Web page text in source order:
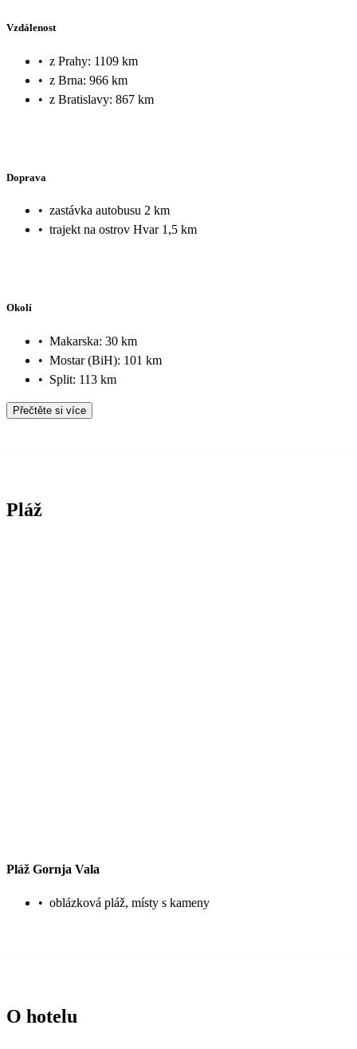
Vzdálenost
• z Prahy: 1109 km
• z Brna: 966 km
• z Bratislavy: 867 km
Doprava
• zastávka autobusu 2 km
• trajekt na ostrov Hvar 1,5 km
Okolí
• Makarska: 30 km
• Mostar (BiH): 101 km
• Split: 113 km
Přečtěte si více
Pláž
Pláž Gornja Vala
• oblázková pláž, místy s kameny
O hotelu